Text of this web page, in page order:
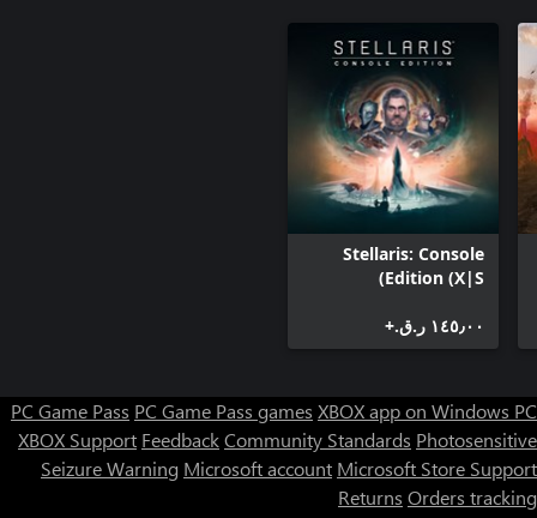
Stellaris: Console
Edition (X|S)
١٤٥٫٠٠ ر.ق.‏+
PC Game Pass PC Game Pass games XBOX app on Windows PC
XBOX Support FeedbackCommunity Standards Photosensitive
Seizure Warning Microsoft account Microsoft Store Support
Returns Orders tracking